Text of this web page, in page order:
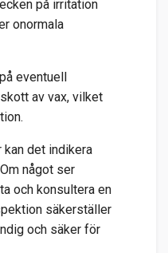
på irritation
onormala
eventuell
av vax, vilket
kan det indikera
något ser
och konsultera en
säkerställer
och säker för